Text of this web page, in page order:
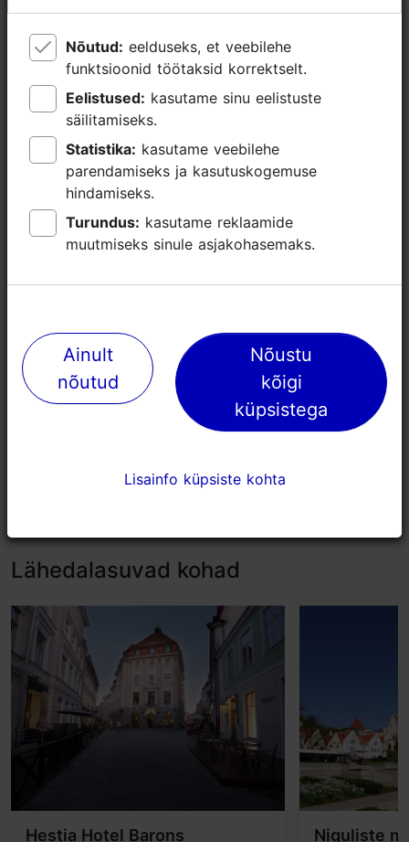
Lisainfo
Gruppide toitlustamine: Jah
WiFi
Lähedalasuvad kohad
Hestia Hotel Barons
Niguliste
Nõutud:
funktsioonid töötaksid korrektselt.
Eelistused:
säilitamiseks.
Statistika:
parendamiseks ja kasutuskogemuse
hindamiseks.
Turundus:
muutmiseks sinule asjakohasemaks.
Ainult
nõutud
Nõustu
kõigi
küpsistega
Lisainfo küpsiste kohta
Nõutud:
funktsioonid töötaksid korrektselt.
Eelistused:
säilitamiseks.
Statistika:
parendamiseks ja kasutuskogemuse
hindamiseks.
Turundus:
muutmiseks sinule asjakohasemaks.
Ainult
nõutud
Nõustu
kõigi
küpsistega
Lisainfo küpsiste kohta